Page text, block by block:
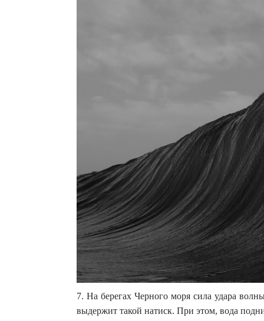
7. На берегах Черного моря сила удара
выдержит такой натиск. При этом, вода